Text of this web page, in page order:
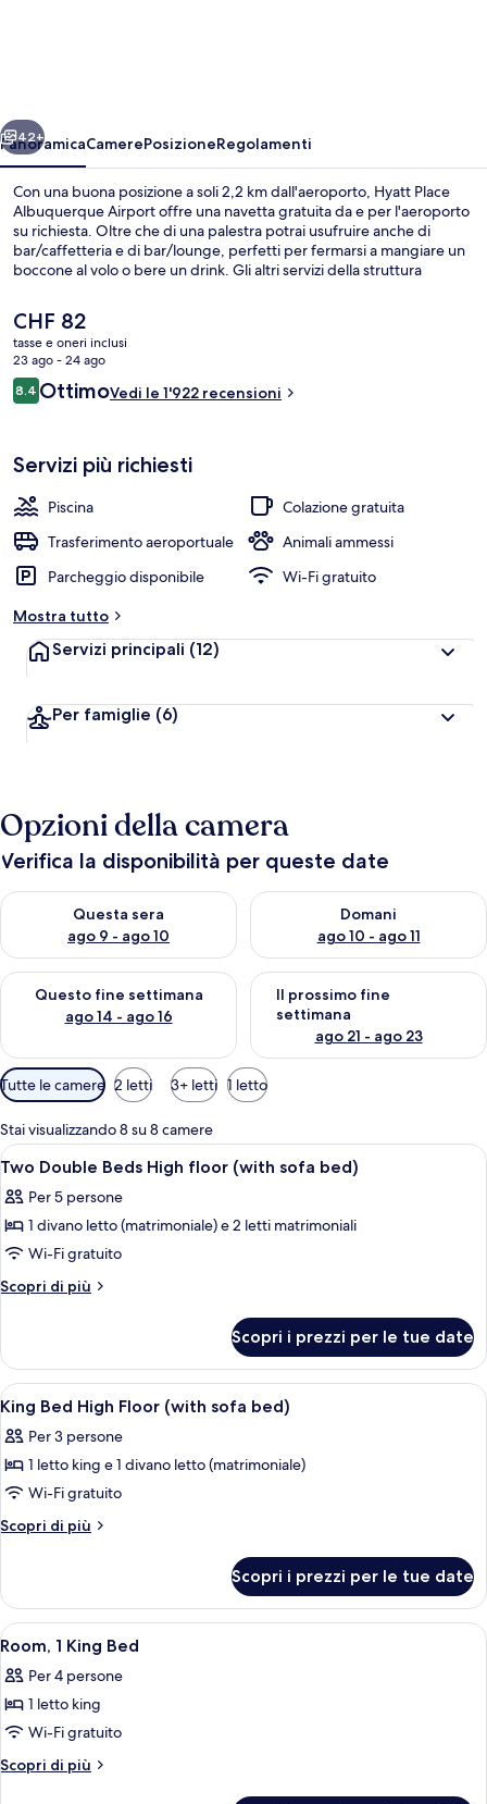
Avanti
42+
PanoramicaCamerePosizioneRegolamenti
Con una buona posizione a soli 2,2 km dall'aeroporto, Hyatt Place
Albuquerque Airport offre una navetta gratuita da e per l'aeroporto
su richiesta. Oltre che di una palestra potrai usufruire anche di
bar/caffetteria e di bar/lounge, perfetti per fermarsi a mangiare un
boccone al volo o bere un drink. Gli altri servizi della struttura
apprezzano molto i letti comodi e il personale gentile.
Il
prezzo
attuale
è
CHF 82
CHF 82
tasse e oneri inclusi
23 ago - 24 ago
Recensioni
8.48.4 su 10
OttimoVedi le 1'922 recensioni
Servizi più richiesti
Piscina
Colazione gratuita
Trasferimento aeroportuale
Animali ammessi
Parcheggio disponibile
Wi-Fi gratuito
Mostra tutto
Servizi principali (12)
Per famiglie (6)
Opzioni della camera
Verifica la disponibilità per queste date
Questa sera
ago 9 - ago 10
Verifica la disponibilità per questa sera, ago 9 - ago 10
Domani
ago 10 - ago 11
Verifica la disponibilità per
Questo fine settimana
ago 14 - ago 16
Verifica la disponibilità per questo fine settimana, ago 14 -
Il prossimo fine
settimana
ago 21 - ago 23
Verifica la disponibilità per il
Filtri
disponibili
per
le
camere
Tutte le camere 2 letti 3+ letti 1 letto
Stai visualizzando 8 su 8 camere
Apri
tutte
le
foto
per
Two
High
floor
(with
sofa
bed)
Una camera d'albergo con un
14
Two Double Beds High floor (with sofa bed)
Per 5 persone
1 divano letto (matrimoniale) e 2 letti matrimoniali
Wi-Fi gratuito
Scopri di più
Altri
Double
Beds
High
floor
(with
sofa
Scopri i prezzi per le tue date
Apri
tutte
le
foto
per
King
Floor
(with
sofa
bed)
Una camera d'albergo con un letto
14
King Bed High Floor (with sofa bed)
Per 3 persone
1 letto king e 1 divano letto (matrimoniale)
Wi-Fi gratuito
Scopri di più
Altri
Bed
High
Floor
sofa
bed)
Scopri i prezzi per le tue date
Apri
tutte
le
foto
per
Room,
Una camera d'albergo con un letto
5
Room, 1 King Bed
Per 4 persone
1 letto king
Wi-Fi gratuito
Scopri di più
Altri